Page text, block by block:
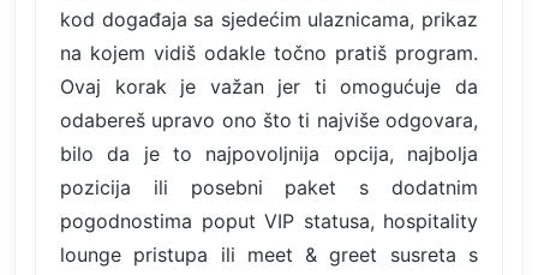
kod događaja sa sjedećim ulaznicama, prikaz
na kojem vidiš odakle točno pratiš program.
Ovaj korak je važan jer ti omogućuje da
odabereš upravo ono što ti najviše odgovara,
bilo da je to najpovoljnija opcija, najbolja
pozicija ili posebni paket s dodatnim
pogodnostima poput VIP statusa, hospitality
lounge pristupa ili meet & greet susreta s